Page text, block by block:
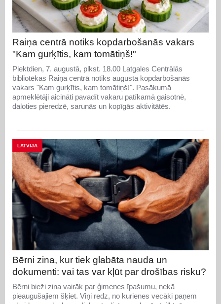
Raiņa centrā notiks kopdarbošanās vakars
"Kam gurķītis, kam tomātiņš!"
Piektdien, 7. augustā, plkst. 18.00 Latgales Centrālās
bibliotēkas Raiņa centrā notiks augusta kopdarbošanās
vakars "Kam gurķītis, kam tomātiņš!". Pasākumā
apmeklētāji aicināti pavadīt vakaru patīkamā gaisotnē,
daloties pieredzē, sarunās un kopīgās aktivitātēs.
LATVIJA
Bērni zina, kur tiek glabāta nauda un
dokumenti: vai tas var kļūt par drošības risku?
Bērni bieži zina vairāk par ģimenes īpašumu, nekā
pieaugušajiem šķiet. Viņi redz, no kurienes vecāki paņem